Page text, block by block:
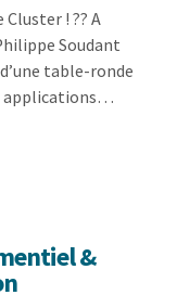
! ?? A
Soudant
table-ronde
applications…
&